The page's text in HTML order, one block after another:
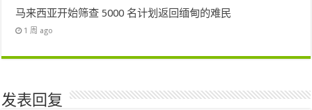
马来西亚开始筛查 5000 名计划返回缅甸的难民
1 周 ago
发表回复